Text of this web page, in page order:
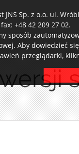
Sp. z o.o. ul.
+48 42 209 27 02.
sposób
Aby dowiedzieć
przeglądarki,